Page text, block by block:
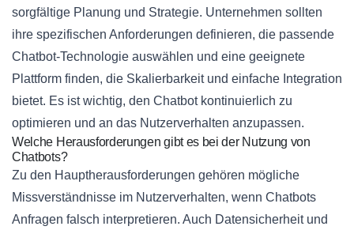
sorgfältige Planung und Strategie. Unternehmen sollten
ihre spezifischen Anforderungen definieren, die passende
Chatbot-Technologie auswählen und eine geeignete
Plattform finden, die Skalierbarkeit und einfache Integration
bietet. Es ist wichtig, den Chatbot kontinuierlich zu
optimieren und an das Nutzerverhalten anzupassen.
Welche Herausforderungen gibt es bei der Nutzung von
Chatbots?
Zu den Hauptherausforderungen gehören mögliche
Missverständnisse im Nutzerverhalten, wenn Chatbots
Anfragen falsch interpretieren. Auch Datensicherheit und